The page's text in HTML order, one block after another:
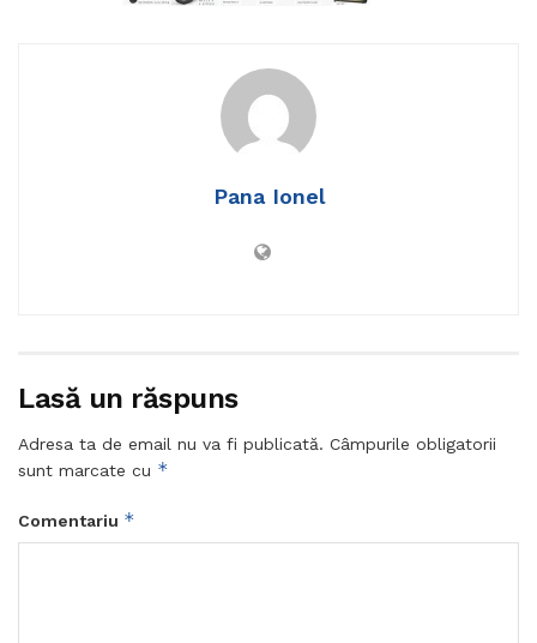
Pana Ionel
Lasă un răspuns
Adresa ta de email nu va fi publicată. Câmpurile obligatorii
sunt marcate cu *
Comentariu *